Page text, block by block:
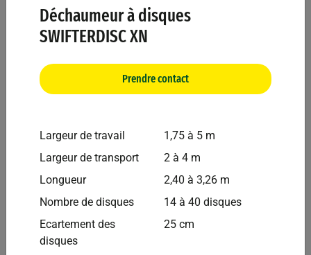
Bednar
Déchaumeur Cultivateur BEDNAR FENIX FN3000
Déchaumeur à disques
SWIFTERDISC XN
Prendre contact
Largeur de travail
1,75 à 5 m
Largeur de transport
2 à 4 m
Longueur
2,40 à 3,26 m
Nombre de disques
14 à 40 disques
Ecartement des
disques
25 cm